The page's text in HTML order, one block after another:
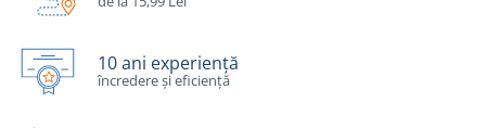
10 ani experiență
încredere și eficiență